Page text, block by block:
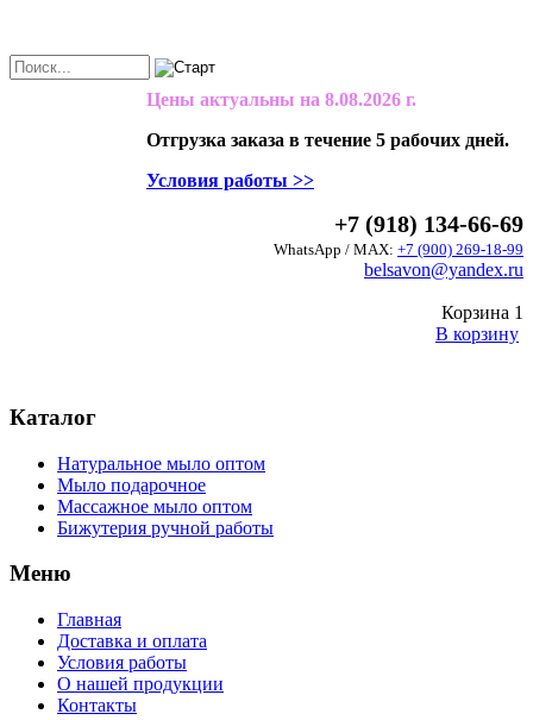
Цены актуальны на 8.08.2026 г.
Отгрузка заказа в течение 5 рабочих дней.
Условия работы >>
+7 (918) 134-66-69
WhatsApp / MAX: +7 (900) 269-18-99
belsavon@yandex.ru
Корзина 1
В корзину
Каталог
Натуральное мыло оптом
Мыло подарочное
Массажное мыло оптом
Бижутерия ручной работы
Меню
Главная
Доставка и оплата
Условия работы
О нашей продукции
Контакты